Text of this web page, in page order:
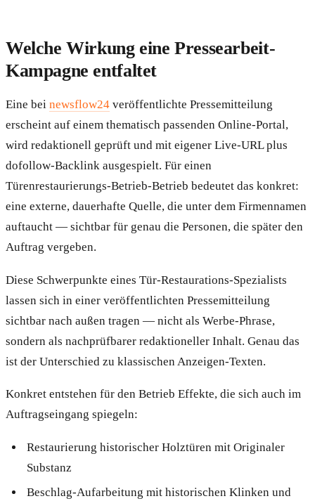
Welche Wirkung eine Pressearbeit-
Kampagne entfaltet
Eine bei newsflow24 veröffentlichte Pressemitteilung
erscheint auf einem thematisch passenden Online-Portal,
wird redaktionell geprüft und mit eigener Live-URL plus
dofollow-Backlink ausgespielt. Für einen
Türenrestaurierungs-Betrieb-Betrieb bedeutet das konkret:
eine externe, dauerhafte Quelle, die unter dem Firmennamen
auftaucht — sichtbar für genau die Personen, die später den
Auftrag vergeben.
Diese Schwerpunkte eines Tür-Restaurations-Spezialists
lassen sich in einer veröffentlichten Pressemitteilung
sichtbar nach außen tragen — nicht als Werbe-Phrase,
sondern als nachprüfbarer redaktioneller Inhalt. Genau das
ist der Unterschied zu klassischen Anzeigen-Texten.
Konkret entstehen für den Betrieb Effekte, die sich auch im
Auftragseingang spiegeln:
Restaurierung historischer Holztüren mit Originaler
Substanz
Beschlag-Aufarbeitung mit historischen Klinken und